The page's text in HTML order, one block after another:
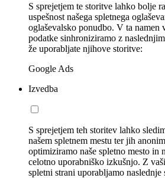
S sprejetjem te storitve lahko bolje
uspešnost našega spletnega
oglaševalsko ponudbo. V ta namen
podatke sinhroniziramo z
že uporabljate njihove storitve:
Google Ads
Izvedba
S sprejetjem teh storitev lahko
našem spletnem mestu ter jih
optimiziramo naše spletno mesto in
celotno uporabniško izkušnjo. Z
spletni strani uporabljamo naslednje